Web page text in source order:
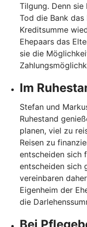
Tilgung. Denn
Tod die Bank
Kreditsumme
Ehepaars das
sie die
Im
Stefan und
Ruhestand
planen, viel zu
Reisen zu
entscheiden sich
entscheiden sich
vereinbaren
Eigenheim der
die